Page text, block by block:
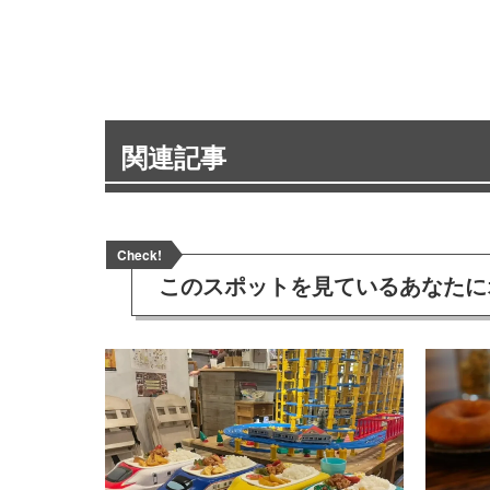
関連記事
Check!
このスポットを見ているあなた